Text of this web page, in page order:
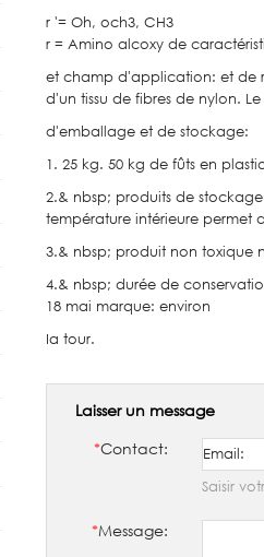
r '= Oh, och3, CH3
r = Amino alcoxy de
et champ d'application: et de
d'un tissu de fibres de nylon.
d'emballage et de stockage:
1. 25 kg. 50 kg de fûts en
2.& nbsp; produits de
température intérieure permet
3.& nbsp; produit non toxique
4.& nbsp; durée de
18 mai marque: environ
Ia tour.
Laisser un message
*Contact:
Saisir
*Message: